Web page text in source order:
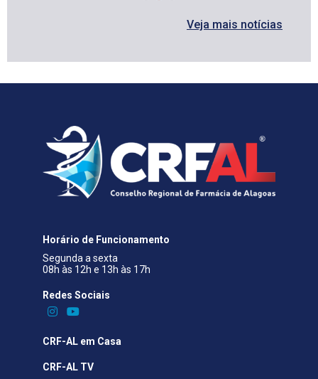
Veja mais notícias
Horário de Funcionamento
Segunda a sexta
08h às 12h e 13h às 17h
Redes Sociais​
CRF-AL em Casa
CRF-AL TV